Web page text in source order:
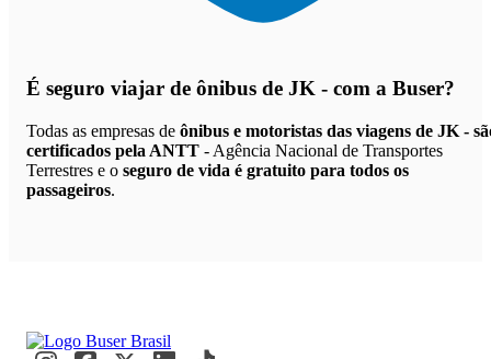
É seguro viajar de ônibus de JK - com a Buser?
Todas as empresas de ônibus e motoristas das viagens de JK -
certificados pela ANTT - Agência Nacional de Transportes
Terrestres e o seguro de vida é gratuito para todos os
passageiros.